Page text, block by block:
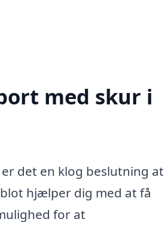
med skur i
det en klog beslutning at
hjælper dig med at få
for at